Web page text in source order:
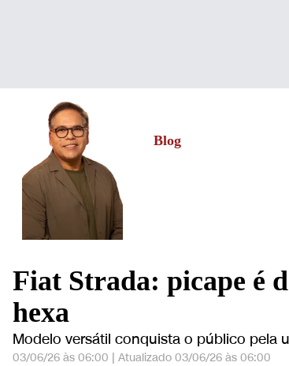
Blog
Fiat Strada: picape é
hexa
Modelo versátil conquista o público pela
03/06/26 às 06:00 | Atualizado 03/06/26 às 06:00